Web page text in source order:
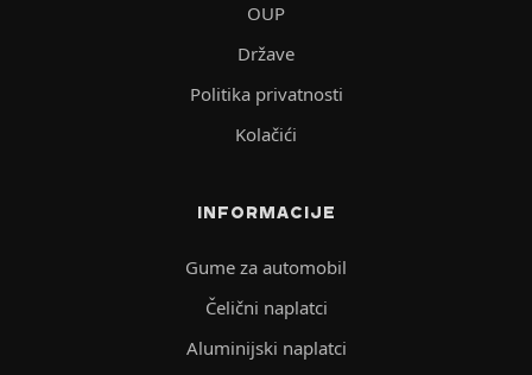
OUP
Države
Politika privatnosti
Kolačići
INFORMACIJE
Gume za automobil
Čelični naplatci
Aluminijski naplatci